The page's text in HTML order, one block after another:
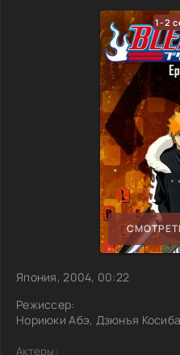
1-2
Япония, 2004, 00:22
Режиссер:
Нориюки Абэ, Дзюнъя Косиба
Актеры: